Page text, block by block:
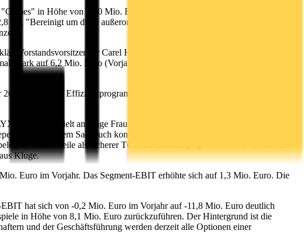
in Höhe von 13,0 Mio. Euro belastet und verringerte sich
"Bereinigt um diese außerordentliche Belastung hätte sich das EBIT auf
Vorstandsvorsitzender Carel Halff und ergänzt: "Bei stabilen Umsätzen von
stark auf 6,2 Mio. Euro (Vorjahr 17,8 Mio. Euro) reduziert. Hier kommen
gestarteten Effizienzprogramms und einer daraus resultierenden
das sich gezielt an junge Frauen wendet und regelmäßig die TOP 1 Plätze
und populärem Sachbuch konnten wir mit den Autorinnen Rebecca Gablé,
Mittlerweile als sicherer TOP-1 Kandidat ging Jeff Kinney erneut mit
Kluge.
Euro im Vorjahr. Das Segment-EBIT erhöhte sich auf 1,3 Mio. Euro. Die
hat sich von -0,2 Mio. Euro im Vorjahr auf -11,8 Mio. Euro deutlich
in Höhe von 8,1 Mio. Euro zurückzuführen. Der Hintergrund ist die
und der Geschäftsführung werden derzeit alle Optionen einer